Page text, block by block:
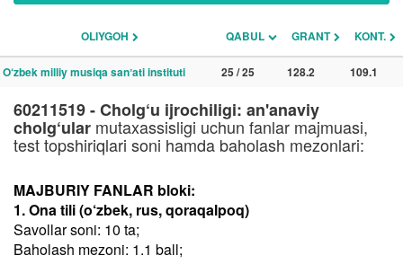
OLIYGOH QABUL GRANT KONT.
O‘zbek milliy musiqa sanʼati instituti 25 / 25 128.2 109.1
60211519 - Cholg‘u ijrochiligi: an'anaviy
cholg‘ular mutaxassisligi uchun fanlar majmuasi,
test topshiriqlari soni hamda baholash mezonlari:
MAJBURIY FANLAR bloki:
1. Ona tili (o‘zbek, rus, qoraqalpoq)
Savollar soni: 10 ta;
Baholash mezoni: 1.1 ball;